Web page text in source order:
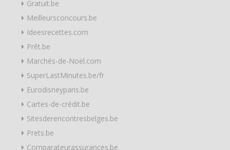
Gratuit.be
Meilleursconcours.be
Ideesrecettes.com
Prêt.be
Marchés-de-Noël.com
SuperLastMinutes.be/fr
Eurodisneyparis.be
Cartes-de-crédit.be
Sitesderencontresbelges.be
Prets.be
Comparateurassurances.be